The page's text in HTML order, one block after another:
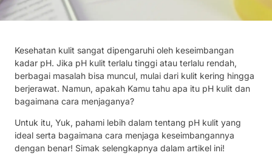
Kesehatan kulit sangat dipengaruhi oleh keseimbangan
kadar pH. Jika pH kulit terlalu tinggi atau terlalu rendah,
berbagai masalah bisa muncul, mulai dari kulit kering hingga
berjerawat. Namun, apakah Kamu tahu apa itu pH kulit dan
bagaimana cara menjaganya?
Untuk itu, Yuk, pahami lebih dalam tentang pH kulit yang
ideal serta bagaimana cara menjaga keseimbangannya
dengan benar! Simak selengkapnya dalam artikel ini!